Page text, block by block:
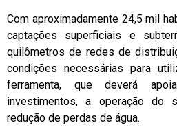
Com aproximadamente 24,5 mil
captações superficiais e
quilômetros de redes de
condições necessárias para
ferramenta, que deverá
investimentos, a operação
redução de perdas de água.